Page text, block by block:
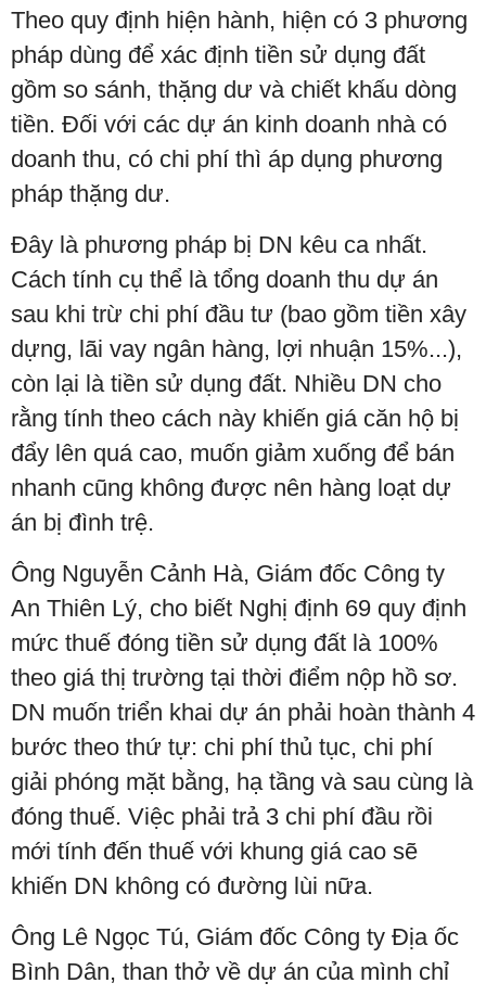
Theo quy định hiện hành, hiện có 3 phương
pháp dùng để xác định tiền sử dụng đất
gồm so sánh, thặng dư và chiết khấu dòng
tiền. Đối với các dự án kinh doanh nhà có
doanh thu, có chi phí thì áp dụng phương
pháp thặng dư.
Đây là phương pháp bị DN kêu ca nhất.
Cách tính cụ thể là tổng doanh thu dự án
sau khi trừ chi phí đầu tư (bao gồm tiền xây
dựng, lãi vay ngân hàng, lợi nhuận 15%...),
còn lại là tiền sử dụng đất. Nhiều DN cho
rằng tính theo cách này khiến giá căn hộ bị
đẩy lên quá cao, muốn giảm xuống để bán
nhanh cũng không được nên hàng loạt dự
án bị đình trệ.
Ông Nguyễn Cảnh Hà, Giám đốc Công ty
An Thiên Lý, cho biết Nghị định 69 quy định
mức thuế đóng tiền sử dụng đất là 100%
theo giá thị trường tại thời điểm nộp hồ sơ.
DN muốn triển khai dự án phải hoàn thành 4
bước theo thứ tự: chi phí thủ tục, chi phí
giải phóng mặt bằng, hạ tầng và sau cùng là
đóng thuế. Việc phải trả 3 chi phí đầu rồi
mới tính đến thuế với khung giá cao sẽ
khiến DN không có đường lùi nữa.
Ông Lê Ngọc Tú, Giám đốc Công ty Địa ốc
Bình Dân, than thở về dự án của mình chỉ